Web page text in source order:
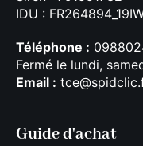
IDU :
Téléphone :
Fermé le lundi,
Email :
Guide d'achat